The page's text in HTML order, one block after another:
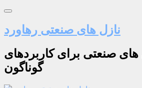
نازل های صنعتی رهاورد
های صنعتی برای کاربردهای
گوناگون